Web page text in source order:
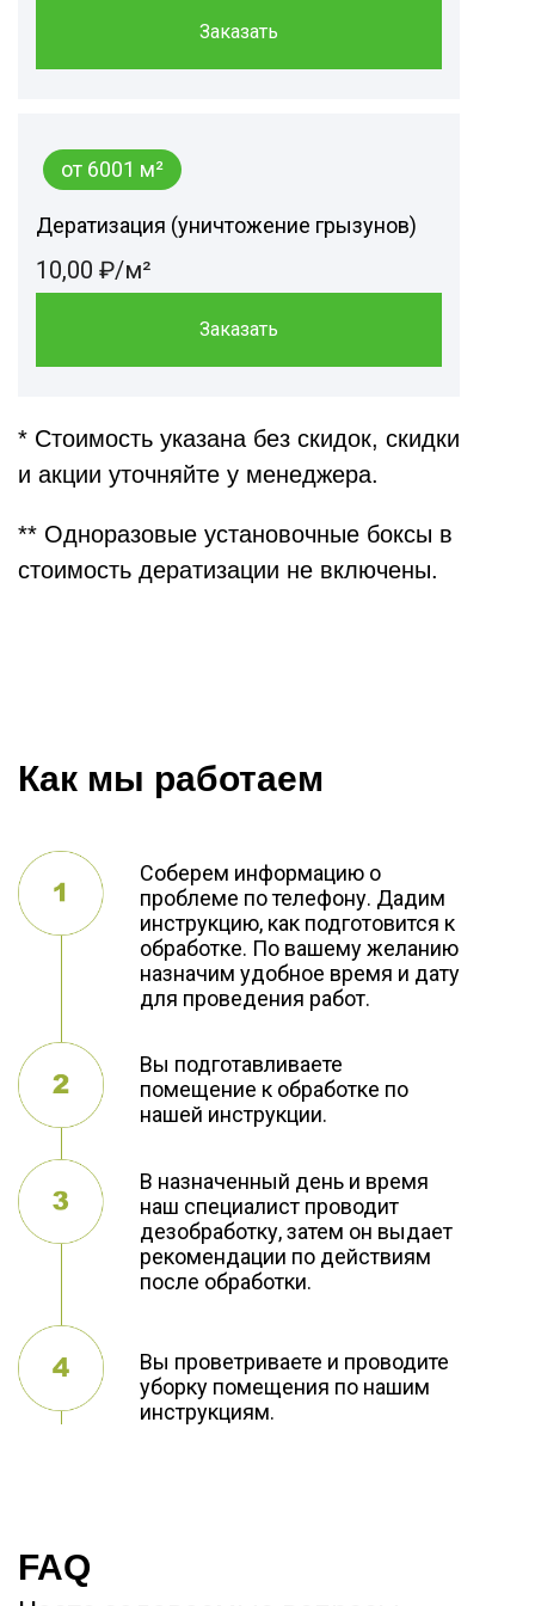
Заказать
от 6001 м²
Дератизация (уничтожение грызунов)
10,00 ₽/м²
Заказать
* Стоимость указана без скидок, скидки
и акции уточняйте у менеджера.
** Одноразовые установочные боксы в
стоимость дератизации не включены.
Как мы работаем
Соберем информацию о
проблеме по телефону. Дадим
инструкцию, как подготовится к
обработке. По вашему желанию
назначим удобное время и дату
для проведения работ.
Вы подготавливаете
помещение к обработке по
нашей инструкции.
В назначенный день и время
наш специалист проводит
дезобработку, затем он выдает
рекомендации по действиям
после обработки.
Вы проветриваете и проводите
уборку помещения по нашим
инструкциям.
FAQ